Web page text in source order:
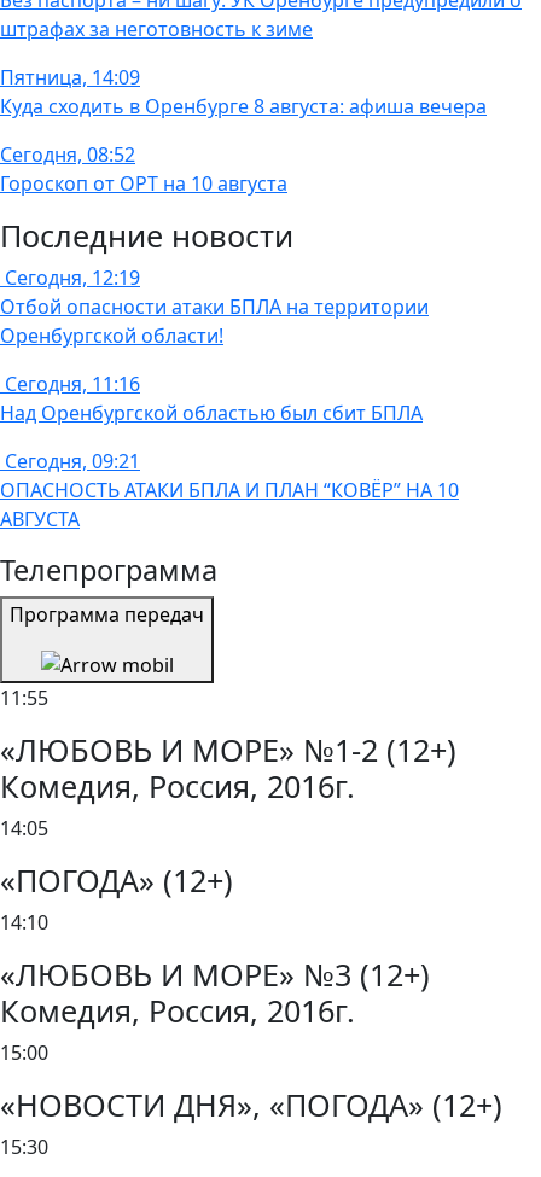
штрафах за неготовность к зиме
Пятница, 14:09
Куда сходить в Оренбурге 8 августа: афиша вечера
Сегодня, 08:52
Гороскоп от ОРТ на 10 августа
Последние новости
Сегодня, 12:19
Отбой опасности атаки БПЛА на территории
Оренбургской области!
Сегодня, 11:16
Над Оренбургской областью был сбит БПЛА
Сегодня, 09:21
ОПАСНОСТЬ АТАКИ БПЛА И ПЛАН “КОВЁР” НА 10
АВГУСТА
Телепрограмма
Программа передач
11:55
«ЛЮБОВЬ И МОРЕ» №1-2 (12+)
Комедия, Россия, 2016г.
14:05
«ПОГОДА» (12+)
14:10
«ЛЮБОВЬ И МОРЕ» №3 (12+)
Комедия, Россия, 2016г.
15:00
«НОВОСТИ ДНЯ», «ПОГОДА» (12+)
15:30